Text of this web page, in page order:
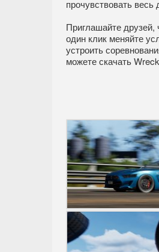
прочувствовать весь
Приглашайте
один клик меняйте
устроить
можете скачать